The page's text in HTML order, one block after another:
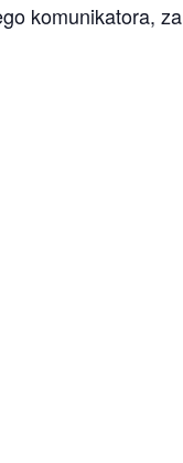
komunikatora, za